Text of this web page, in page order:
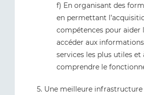
f) En organisant des
en permettant
compétences pour aider
accéder aux
services les plus utiles et
comprendre le
5. Une meilleure